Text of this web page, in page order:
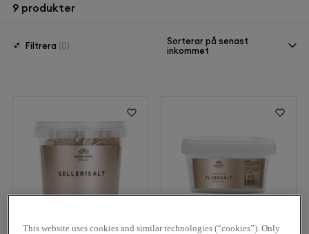
9 produkter
Filtrera (0)
Sorterar på senast
inkommet
21149
This website uses cookies and similar technologies (“cookies”). Only